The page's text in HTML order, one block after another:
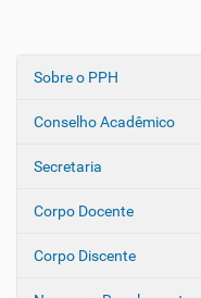
N
e
a
ç
Sobre o PPH
Conselho Acadêmico
Secretaria
Corpo Docente
Corpo Discente